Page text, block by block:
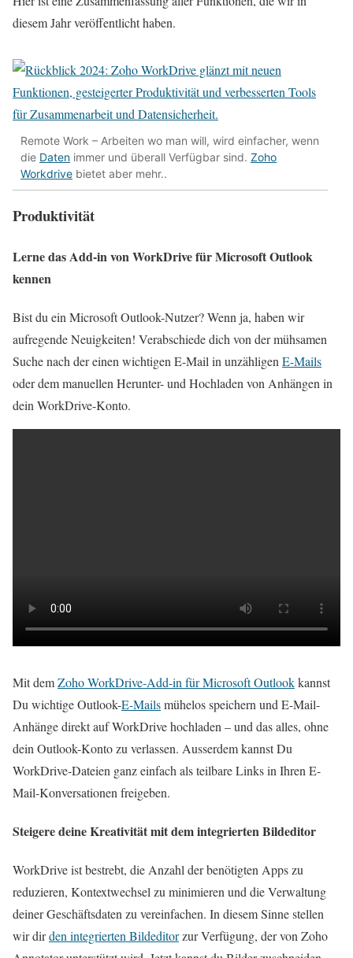
diesem Jahr veröffentlicht haben.
Remote Work – Arbeiten wo man will, wird einfacher, wenn
die Daten immer und überall Verfügbar sind. Zoho
Workdrive bietet aber mehr..
Produktivität
Lerne das Add-in von WorkDrive für Microsoft Outlook
kennen
Bist du ein Microsoft Outlook-Nutzer? Wenn ja, haben wir
aufregende Neuigkeiten! Verabschiede dich von der mühsamen
Suche nach der einen wichtigen E-Mail in unzähligen E-Mails
oder dem manuellen Herunter- und Hochladen von Anhängen in
dein WorkDrive-Konto.
Mit demZoho WorkDrive-Add-in für Microsoft Outlookkannst
Du wichtige Outlook-E-Mailsmühelos speichern und E-Mail-
Anhänge direkt auf WorkDrive hochladen – und das alles, ohne
dein Outlook-Konto zu verlassen. Ausserdem kannst Du
WorkDrive-Dateien ganz einfach als teilbare Links in Ihren E-
Mail-Konversationen freigeben.
Steigere deine Kreativität mit dem integrierten Bildeditor
WorkDrive ist bestrebt, die Anzahl der benötigten Apps zu
reduzieren, Kontextwechsel zu minimieren und die Verwaltung
deiner Geschäftsdaten zu vereinfachen. In diesem Sinne stellen
wir dirden integrierten Bildeditorzur Verfügung, der von Zoho